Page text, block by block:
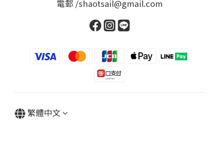
電郵 /shaotsail@gmail.com
繁體中文